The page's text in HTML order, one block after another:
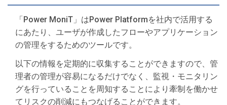
「Power MoniT」はPower Platformを社内で活用する
にあたり、ユーザが作成したフローやアプリケーション
の管理をするためのツールです。
以下の情報を定期的に収集することができますので、管
理者の管理が容易になるだけでなく、監視・モニタリン
グを行っていることを周知することにより牽制を働かせ
てリスクの削減にもつなげることができます。